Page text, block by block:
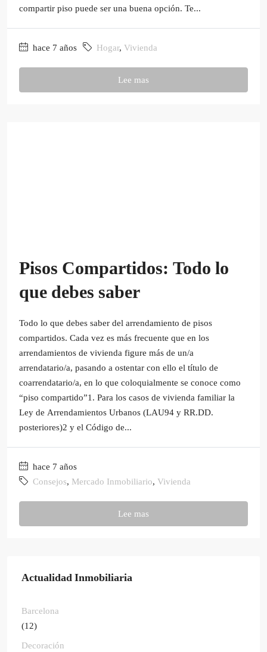
compartir piso puede ser una buena opción. Te...
hace 7 años Hogar, Vivienda
Lee mas
Pisos Compartidos: Todo lo
que debes saber
Todo lo que debes saber del arrendamiento de pisos
compartidos. Cada vez es más frecuente que en los
arrendamientos de vivienda figure más de un/a
arrendatario/a, pasando a ostentar con ello el título de
coarrendatario/a, en lo que coloquialmente se conoce como
“piso compartido”1. Para los casos de vivienda familiar la
Ley de Arrendamientos Urbanos (LAU94 y RR.DD.
posteriores)2 y el Código de...
hace 7 años
Consejos, Mercado Inmobiliario, Vivienda
Lee mas
Actualidad Inmobiliaria
Barcelona
(12)
Decoración